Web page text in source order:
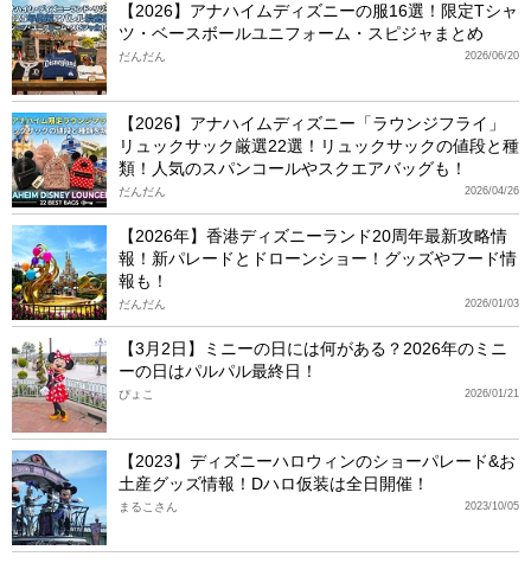
【2026】アナハイムディズニーの服16選！限定Tシャ
ツ・ベースボールユニフォーム・スピジャまとめ
2026/06/20
だんだん
【2026】アナハイムディズニー「ラウンジフライ」
リュックサック厳選22選！リュックサックの値段と種
類！人気のスパンコールやスクエアバッグも！
2026/04/26
だんだん
【2026年】香港ディズニーランド20周年最新攻略情
報！新パレードとドローンショー！グッズやフード情
報も！
2026/01/03
だんだん
【3月2日】ミニーの日には何がある？2026年のミニ
ーの日はパルパル最終日！
2026/01/21
ぴょこ
【2023】ディズニーハロウィンのショーパレード&お
土産グッズ情報！Dハロ仮装は全日開催！
2023/10/05
まるこさん